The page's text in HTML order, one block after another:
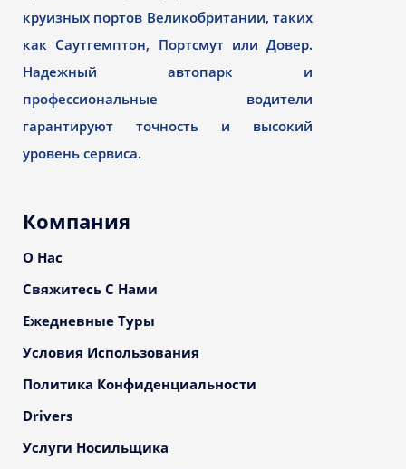
круизных портов Великобритании, таких
как Саутгемптон, Портсмут или Довер.
Надежный автопарк и
профессиональные водители
гарантируют точность и высокий
уровень сервиса.
Компания
О Нас
Свяжитесь С Нами
Ежедневные Туры
Условия Использования
Политика Конфиденциальности
Drivers
Услуги Носильщика